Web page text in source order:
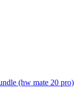
(hw mate 20 pro)